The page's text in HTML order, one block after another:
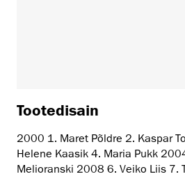
Tootedisain
2000 1. Maret Põldre 2. Kaspar
Helene Kaasik 4. Maria Pukk
Melioranski 2008 6. Veiko Liis 7.